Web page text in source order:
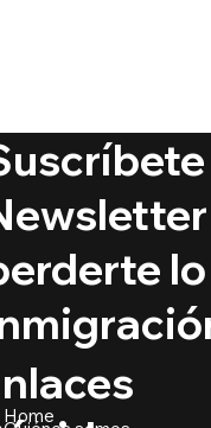
Home